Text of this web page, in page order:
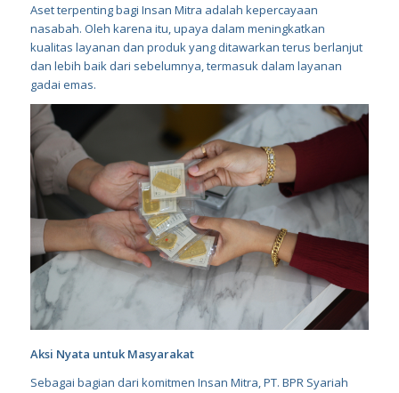
Aset terpenting bagi Insan Mitra adalah kepercayaan
nasabah. Oleh karena itu, upaya dalam meningkatkan
kualitas layanan dan produk yang ditawarkan terus berlanjut
dan lebih baik dari sebelumnya, termasuk dalam layanan
gadai emas.
Aksi Nyata untuk Masyarakat
Sebagai bagian dari komitmen Insan Mitra, PT. BPR Syariah